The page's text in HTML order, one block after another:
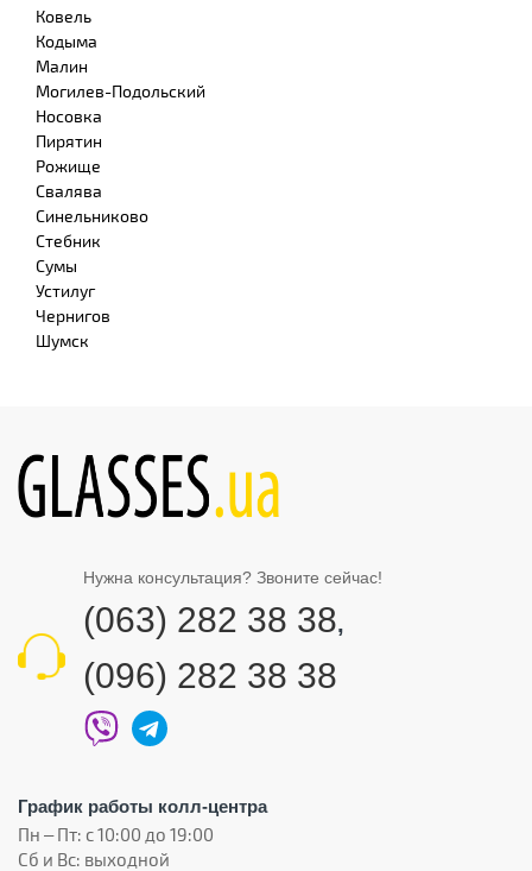
Ковель
Кодыма
Малин
Могилев-Подольский
Носовка
Пирятин
Рожище
Свалява
Синельниково
Стебник
Сумы
Устилуг
Чернигов
Шумск
Нужна консультация? Звоните сейчас!
(063) 282 38 38,
(096) 282 38 38
График работы колл-центра
Пн – Пт: с 10:00 до 19:00
Сб и Вс: выходной